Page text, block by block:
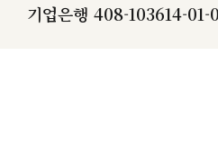
기업은행 408-103614-01-